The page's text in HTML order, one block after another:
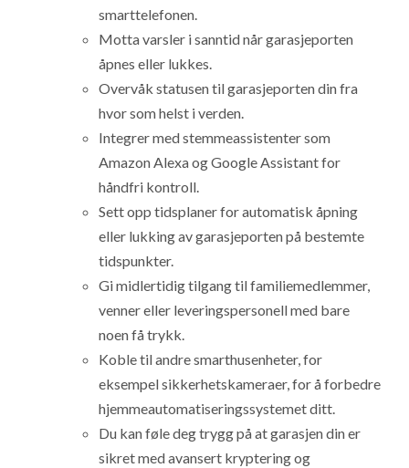
smarttelefonen.
Motta varsler i sanntid når garasjeporten
åpnes eller lukkes.
Overvåk statusen til garasjeporten din fra
hvor som helst i verden.
Integrer med stemmeassistenter som
Amazon Alexa og Google Assistant for
håndfri kontroll.
Sett opp tidsplaner for automatisk åpning
eller lukking av garasjeporten på bestemte
tidspunkter.
Gi midlertidig tilgang til familiemedlemmer,
venner eller leveringspersonell med bare
noen få trykk.
Koble til andre smarthusenheter, for
eksempel sikkerhetskameraer, for å forbedre
hjemmeautomatiseringssystemet ditt.
Du kan føle deg trygg på at garasjen din er
sikret med avansert kryptering og